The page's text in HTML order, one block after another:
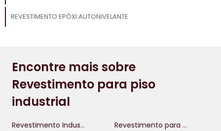
REVESTIMENTO EPÓXI AUTONIVELANTE
Encontre mais sobre
Revestimento para piso
industrial
Revestimento Industrial
Revestimento para cozinha preto e branco